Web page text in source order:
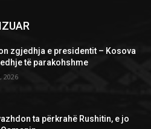
zgjedhja e presidentit – Kosova
të parakohshme
2026
ta përkrahë Rushitin, e jo